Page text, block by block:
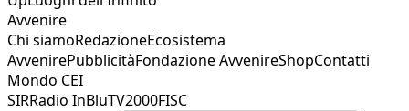
Avvenire
Chi siamoRedazioneEcosistema
AvvenirePubblicitàFondazione AvvenireShopContatti
Mondo CEI
SIRRadio InBluTV2000FISC